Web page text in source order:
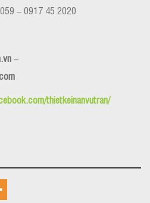
– 0917 45 2020
–
thietkeinanvutran/